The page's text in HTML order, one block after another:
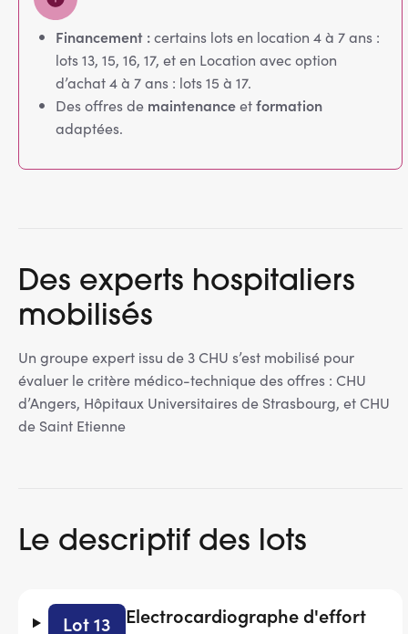
Financement :certains lots en location 4 à 7 ans :
lots 13, 15, 16, 17, et en Location avec option
d’achat 4 à 7 ans : lots 15 à 17.
Des offres de maintenanceetformation
adaptées.
Des experts hospitaliers
mobilisés
Un groupe expert issu de 3 CHU s’est mobilisé pour
évaluer le critère médico-technique des offres : CHU
d’Angers, Hôpitaux Universitaires de Strasbourg, et CHU
de Saint Etienne
Le descriptif des lots
Lot 13 Electrocardiographe d'effort